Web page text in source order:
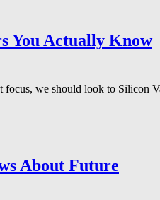
You Actually Know
focus, we should look to Silicon
About Future